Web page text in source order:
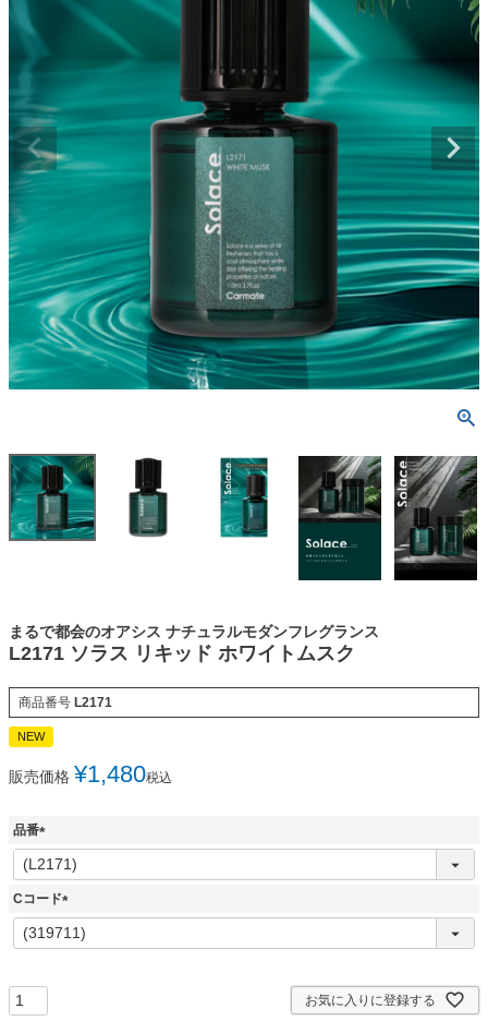
まるで都会のオアシス ナチュラルモダンフレグランス
L2171 ソラス リキッド ホワイトムスク
商品番号 L2171
NEW
販売価格 ¥1,480税込
品番
(
必
須
Cコード
(
必
お気に入りに登録する